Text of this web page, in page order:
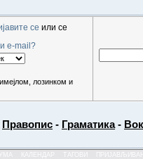
се или се
e-mail?
лозинком и
Правопис - Граматика-
КАЛЕНДАР